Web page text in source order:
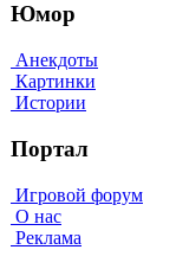
Юмор
Анекдоты
Картинки
Истории
Портал
Игровой форум
О нас
Реклама